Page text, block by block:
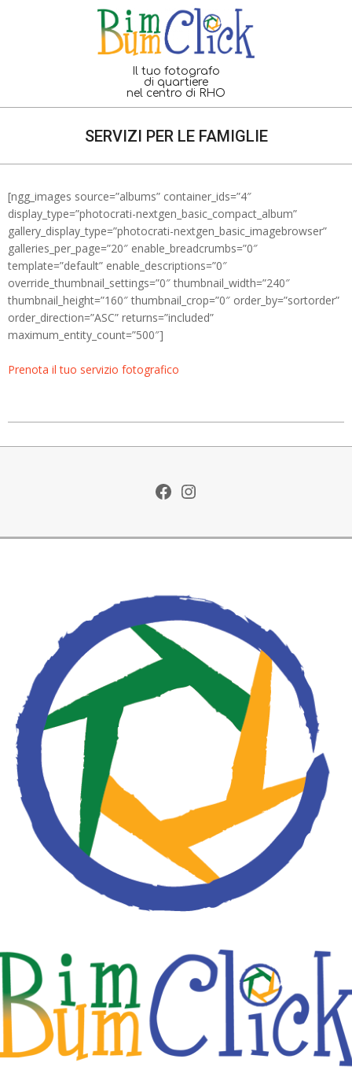
Il tuo fotografo
di quartiere
nel centro di RHO
SERVIZI PER LE FAMIGLIE
[ngg_images source=”albums” container_ids=”4″
display_type=”photocrati-nextgen_basic_compact_album”
gallery_display_type=”photocrati-nextgen_basic_imagebrowser”
galleries_per_page=”20″ enable_breadcrumbs=”0″
template=”default” enable_descriptions=”0″
override_thumbnail_settings=”0″ thumbnail_width=”240″
thumbnail_height=”160″ thumbnail_crop=”0″ order_by=”sortorder”
order_direction=”ASC” returns=”included”
maximum_entity_count=”500″]
Prenota il tuo servizio fotografico
09-
Facebook
Instagram